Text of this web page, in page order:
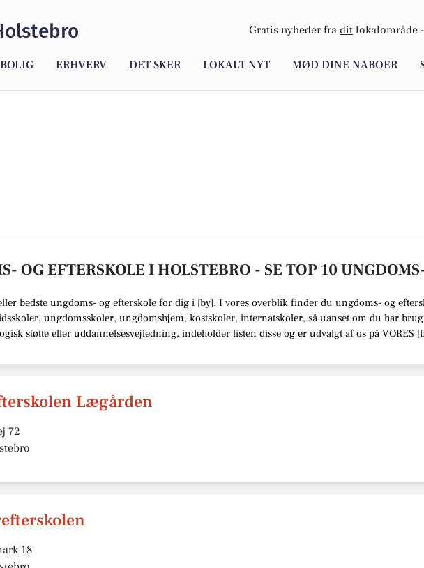
Gratis nyheder fra dit lokalområde -
BOLIG ERHVERV DET SKER LOKALT NYT MØD DINE NABOER
OG EFTERSKOLE I HOLSTEBRO - SE TOP 10
bedste ungdoms- og efterskole for dig i [by]. I vores overblik finder du ungdoms- og
ungdomsskoler, ungdomshjem, kostskoler, internatskoler, så uanset om du har
støtte eller uddannelsesvejledning, indeholder listen disse og er udvalgt af os på VORES [
Lægården
72
18